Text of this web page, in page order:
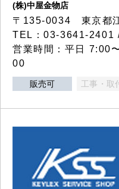
(株)中屋金物店
〒135-0034 東京都
TEL：03-3641-2401
営業時間：平日 7:00
00
販売可 工事・取